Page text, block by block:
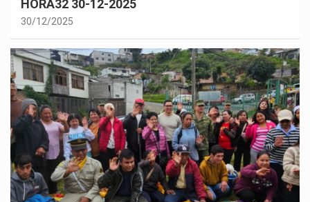
HORA32 30-12-2025
30/12/2025